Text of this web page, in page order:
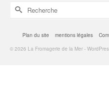
Rechercher :
Plan du site mentions légales
© 2026 La Fromagerie de la Mer -